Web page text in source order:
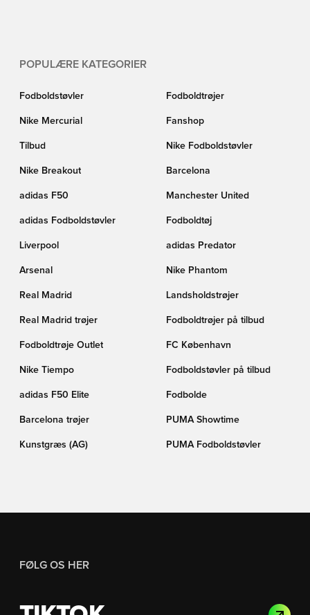
POPULÆRE KATEGORIER
Fodboldstøvler Fodboldtrøjer
Nike Mercurial Fanshop
Tilbud Nike Fodboldstøvler
Nike Breakout Barcelona
adidas F50 Manchester United
adidas Fodboldstøvler Fodboldtøj
Liverpool adidas Predator
Arsenal Nike Phantom
Real Madrid Landsholdstrøjer
Real Madrid trøjer Fodboldtrøjer på tilbud
Fodboldtrøje Outlet FC København
Nike Tiempo Fodboldstøvler på tilbud
adidas F50 Elite Fodbolde
Barcelona trøjer PUMA Showtime
Kunstgræs (AG) PUMA Fodboldstøvler
FØLG OS HER